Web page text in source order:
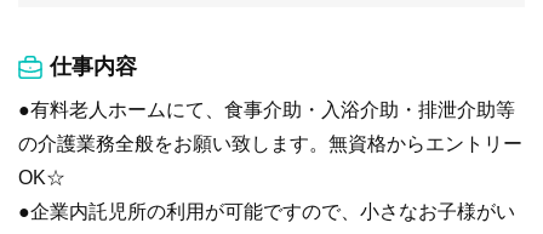
仕事内容
●有料老人ホームにて、食事介助・入浴介助・排泄介助等
の介護業務全般をお願い致します。無資格からエントリー
OK☆
●企業内託児所の利用が可能ですので、小さなお子様がい